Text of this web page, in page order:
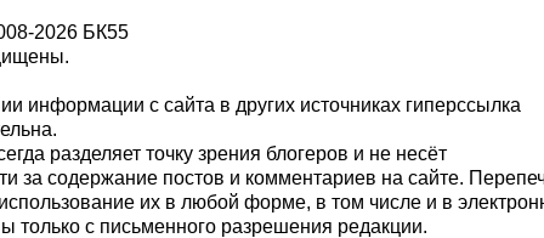
2026 БК55
информации с сайта в других источниках гиперссылка
разделяет точку зрения блогеров и не несёт
за содержание постов и комментариев на сайте.
их в любой форме, в том числе и в
с письменного разрешения редакции.